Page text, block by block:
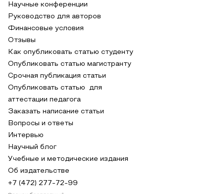
Научные конференции
Руководство для авторов
Финансовые условия
Отзывы
Как опубликовать статью студенту
Опубликовать статью магистранту
Срочная публикация статьи
Опубликовать статью для
аттестации педагога
Заказать написание статьи
Вопросы и ответы
Интервью
Научный блог
Учебные и методические издания
Об издательстве
+7 (472) 277-72-99